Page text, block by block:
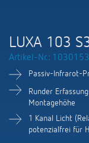
Apps
HEMS
Design
Historie
Vertrieb
Vertrieb
LUXA 103
Artikel-Nr.: 1030153
Passiv-Infrarot-
Runder
Montagehöhe
1 Kanal Licht
potenzialfrei für